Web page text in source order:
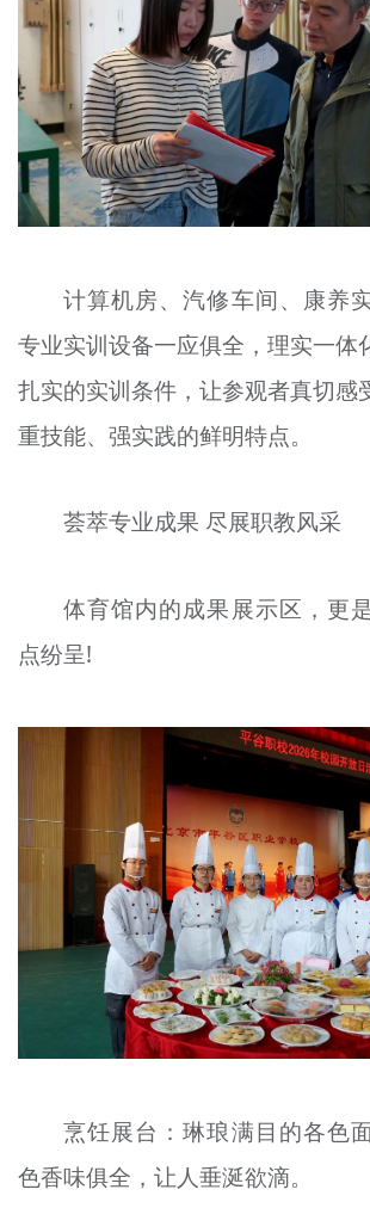
计算机房、汽修车间、康养
专业实训设备一应俱全，理实一体
扎实的实训条件，让参观者真切感
重技能、强实践的鲜明特点。
荟萃专业成果 尽展职教风采
体育馆内的成果展示区，更
点纷呈!
烹饪展台：琳琅满目的各色
色香味俱全，让人垂涎欲滴。